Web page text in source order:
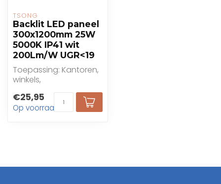
TSONG
Backlit LED paneel
300x1200mm 25W
5000K IP41 wit
200Lm/W UGR<19
Toepassing: Kantoren,
winkels,
gezondheidszorg,
onderwijs
€25,95
Op voorraad